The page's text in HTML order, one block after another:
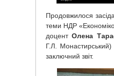
Продовжилося
теми НДР
доцентОлена
Г.Л.
заключний звіт.